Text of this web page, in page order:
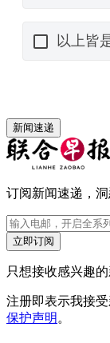
新闻速递
订阅新闻速递，洞
立即订阅
只想接收感兴趣
注册即表示我接
保护声明 。